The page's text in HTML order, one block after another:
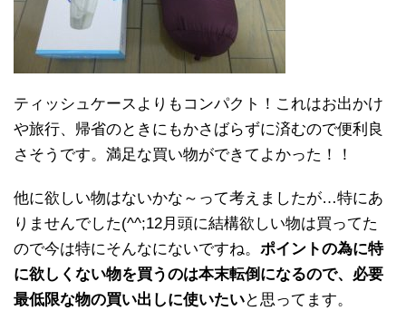
ティッシュケースよりもコンパクト！これはお出かけ
や旅行、帰省のときにもかさばらずに済むので便利良
さそうです。満足な買い物ができてよかった！！
他に欲しい物はないかな～って考えましたが…特にあ
りませんでした(^^;12月頭に結構欲しい物は買ってた
ので今は特にそんなにないですね。 ポイントの為に特
に欲しくない物を買うのは本末転倒になるので、必要
最低限な物の買い出しに使いたいと思ってます。